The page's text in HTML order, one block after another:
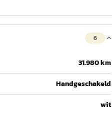
6
31.980 km
Handgeschakeld
wit